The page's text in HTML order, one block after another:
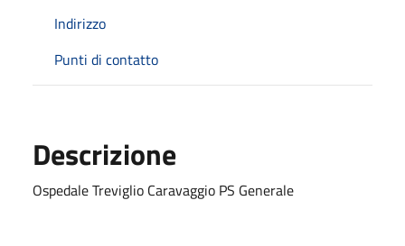
Indirizzo
Punti di contatto
Descrizione
Ospedale Treviglio Caravaggio PS Generale